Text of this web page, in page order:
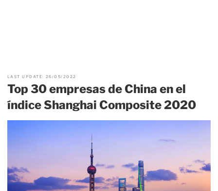
LAST UPDATE: 26/05/2022
Top 30 empresas de China en el
índice Shanghai Composite 2020